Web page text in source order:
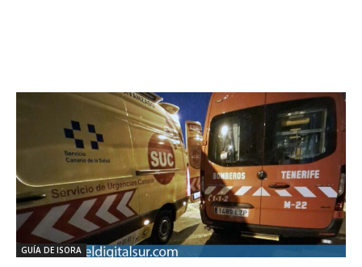
GUÍA DE ISORA